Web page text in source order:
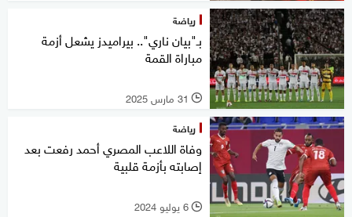
رياضة
بـ"بيان ناري".. بيراميدز يشعل أزمة
مباراة القمة
l 31 مارس 2025
رياضة
وفاة اللاعب المصري أحمد رفعت بعد
إصابته بأزمة قلبية
l 6 يوليو 2024